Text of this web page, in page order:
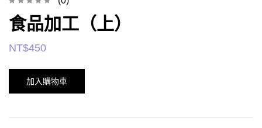
食品加工（上）
NT$450
加入購物車